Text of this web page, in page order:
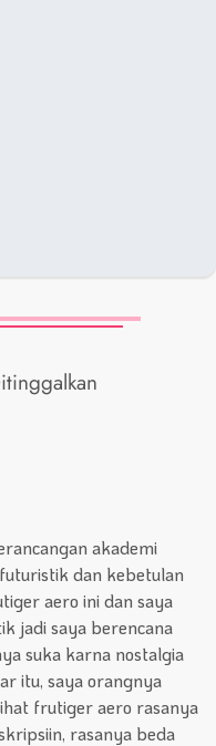
akademi
dan kebetulan
aero ini dan saya
jadi saya berencana
suka karna nostalgia
itu, saya orangnya
frutiger aero rasanya
rasanya beda